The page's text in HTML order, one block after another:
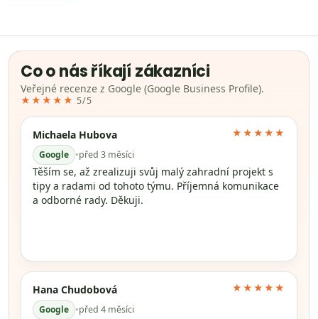
Co o nás říkají zákazníci
Veřejné recenze z Google (Google Business Profile).
★★★★★ 5/5
Michaela Hubova
Google •před 3 měsíci
★★★★★
Těším se, až zrealizuji svůj malý zahradní projekt s
tipy a radami od tohoto týmu. Příjemná komunikace
a odborné rady. Děkuji.
Hana Chudobová
Google •před 4 měsíci
★★★★★